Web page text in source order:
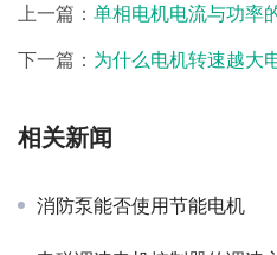
上一篇： 单相电机电流与功率
下一篇： 为什么电机转速越大
相关新闻
消防泵能否使用节能电机